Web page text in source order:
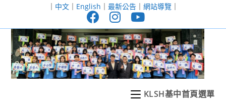
至
｜ 中文｜ English ｜ 最新公告｜ 網站導覽｜
KLSH基中首頁選單